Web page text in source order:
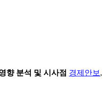
향 분석 및 시사점 경제안보 ,